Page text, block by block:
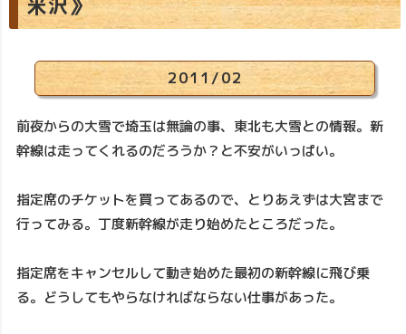
2011/02
前夜からの大雪で埼玉は無論の事、東北も大雪との情報。新
幹線は走ってくれるのだろうか？と不安がいっぱい。
指定席のチケットを買ってあるので、とりあえずは大宮まで
行ってみる。丁度新幹線が走り始めたところだった。
指定席をキャンセルして動き始めた最初の新幹線に飛び乗
る。どうしてもやらなければならない仕事があった。